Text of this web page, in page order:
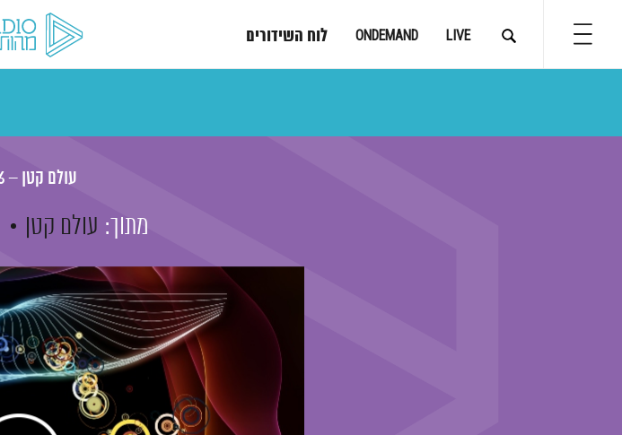
LIVE
ONDEMAND לוח השידורים
עולם קטן – 10.4.16
מתוך: עולם קטן